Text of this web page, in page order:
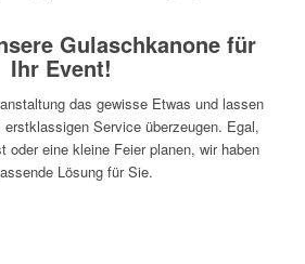
Gulaschkanone für
Ihr Event!
das gewisse Etwas und lassen
Service überzeugen. Egal,
oder eine kleine Feier planen, wir haben
Lösung für Sie.